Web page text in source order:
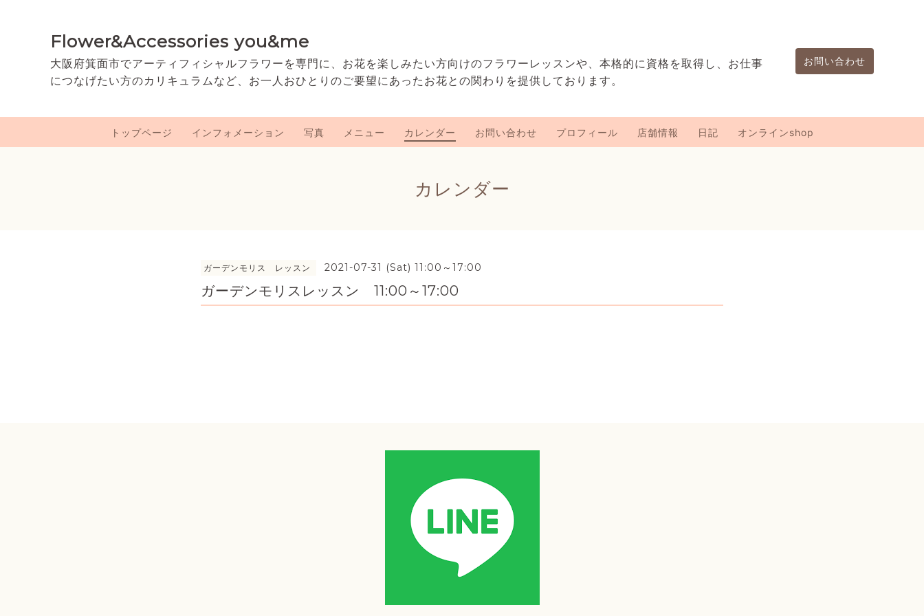
Flower&Accessories you&me
大阪府箕面市でアーティフィシャルフラワーを専門に、お花を楽しみたい方向けのフラワーレッスンや、本格的に資格を取得し、お仕事
につなげたい方のカリキュラムなど、お一人おひとりのご要望にあったお花との関わりを提供しております。
お問い合わせ
トップページ インフォメーション 写真 メニュー カレンダー お問い合わせ プロフィール 店舗情報 日記 オンラインshop
カレンダー
ガーデンモリス レッスン 2021-07-31 (Sat) 11:00～17:00
ガーデンモリスレッスン 11:00～17:00